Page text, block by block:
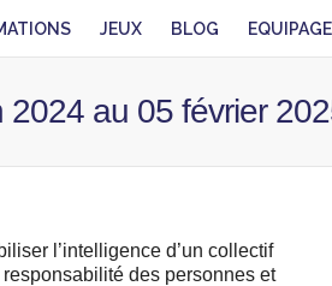
JEUX BLOG EQUIPAGE
2024 au 05 février
l’intelligence d’un collectif
des personnes et